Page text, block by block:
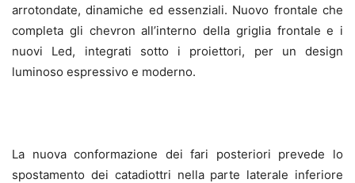
arrotondate, dinamiche ed essenziali. Nuovo frontale che
completa gli chevron all’interno della griglia frontale e i
nuovi Led, integrati sotto i proiettori, per un design
luminoso espressivo e moderno.
La nuova conformazione dei fari posteriori prevede lo
spostamento dei catadiottri nella parte laterale inferiore